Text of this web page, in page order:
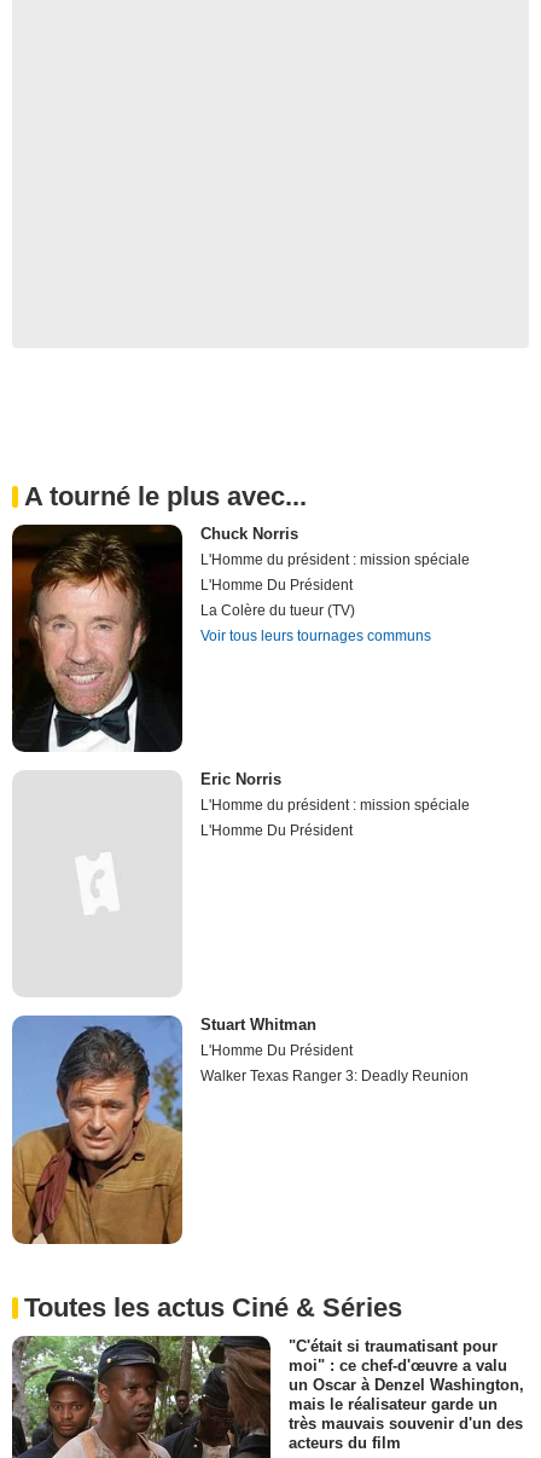
A tourné le plus avec...
Chuck Norris
L'Homme du président : mission spéciale
L'Homme Du Président
La Colère du tueur (TV)
Voir tous leurs tournages communs
Eric Norris
L'Homme du président : mission spéciale
L'Homme Du Président
Stuart Whitman
L'Homme Du Président
Walker Texas Ranger 3: Deadly Reunion
Toutes les actus Ciné & Séries
"C'était si traumatisant pour
moi" : ce chef-d'œuvre a valu
un Oscar à Denzel Washington,
mais le réalisateur garde un
très mauvais souvenir d'un des
acteurs du film